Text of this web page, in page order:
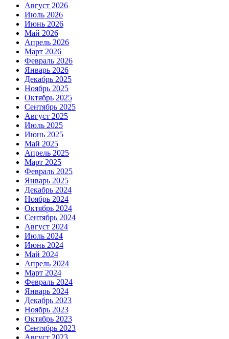
Август 2026
Июль 2026
Июнь 2026
Май 2026
Апрель 2026
Март 2026
Февраль 2026
Январь 2026
Декабрь 2025
Ноябрь 2025
Октябрь 2025
Сентябрь 2025
Август 2025
Июль 2025
Июнь 2025
Май 2025
Апрель 2025
Март 2025
Февраль 2025
Январь 2025
Декабрь 2024
Ноябрь 2024
Октябрь 2024
Сентябрь 2024
Август 2024
Июль 2024
Июнь 2024
Май 2024
Апрель 2024
Март 2024
Февраль 2024
Январь 2024
Декабрь 2023
Ноябрь 2023
Октябрь 2023
Сентябрь 2023
Август 2023